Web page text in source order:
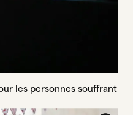
les personnes souffrant